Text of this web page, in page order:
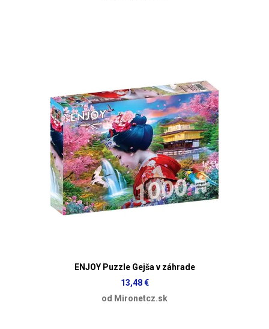
ENJOY Puzzle Gejša v záhrade
13,48 €
od Mironetcz.sk